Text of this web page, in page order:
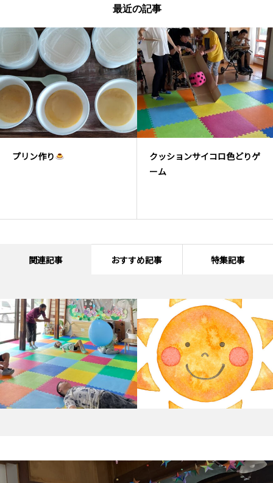
最近の記事
プリン作り
クッションサイコロ色どりゲ
ーム
関連記事 おすすめ記事 特集記事